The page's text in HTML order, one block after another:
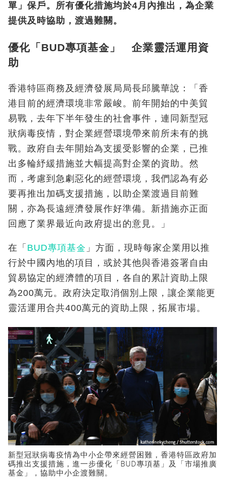
單」保戶。所有優化措施均於4月內推出，為企業
提供及時協助，渡過難關。
優化「BUD專項基金」 企業靈活運用資
助
香港特區商務及經濟發展局局長邱騰華說：「香
港目前的經濟環境非常嚴峻。前年開始的中美貿
易戰，去年下半年發生的社會事件，連同新型冠
狀病毒疫情，對企業經營環境帶來前所未有的挑
戰。政府自去年開始為支援受影響的企業，已推
出多輪紓緩措施並大幅提高對企業的資助。然
而，考慮到急劇惡化的經營環境，我們認為有必
要再推出加碼支援措施，以助企業渡過目前難
關，亦為長遠經濟發展作好準備。新措施亦正面
回應了業界最近向政府提出的意見。」
在「 BUD專項基金 」方面，現時每家企業用以推
行於中國內地的項目，或於其他與香港簽署自由
貿易協定的經濟體的項目，各自的累計資助上限
為200萬元。政府決定取消個別上限，讓企業能更
靈活運用合共400萬元的資助上限，拓展市場。
新型冠狀病毒疫情為中小企帶來經營困難，香港特區政府加
碼推出支援措施，進一步優化「BUD專項基」及「市場推廣
基金」，協助中小企渡難關。